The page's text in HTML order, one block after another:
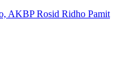
AKBP Rosid Ridho Pamit